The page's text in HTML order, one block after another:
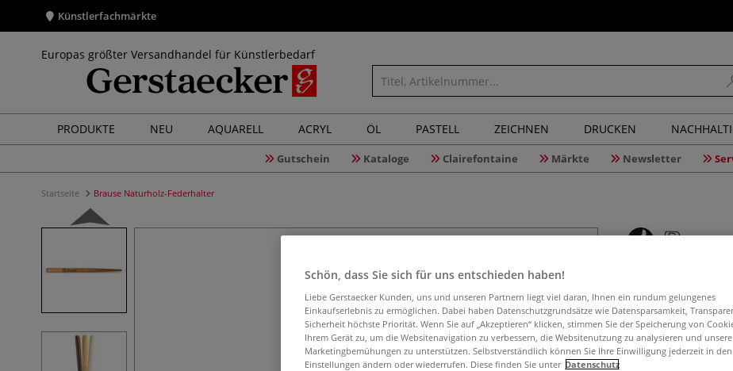
Künstlerfachmärkte
Europas größter Versandhandel für Künstlerbedarf
PRODUKTE NEU AQUARELL ACRYL ÖL PASTELL ZEICHNEN DRUCKEN
Gutschein Kataloge Clairefontaine Märkte Newsletter
Startseite Brause Naturholz-Federhalter
Brause
Der Brause
Schreiben.
Schön, dass Sie sich für uns entschieden haben!
Liebe Gerstaecker Kunden, uns und unseren Partnern liegt viel daran, Ihnen ein rundum gelungenes
Einkaufserlebnis zu ermöglichen. Dabei haben Datenschutzgrundsätze wie Datensparsamkeit,
Sicherheit höchste Priorität. Wenn Sie auf „Akzeptieren“ klicken, stimmen Sie der Speicherung von
Ihrem Gerät zu, um die Websitenavigation zu verbessern, die Websitenutzung zu analysieren und unsere
Marketingbemühungen zu unterstützen. Selbstverständlich können Sie Ihre Einwilligung jederzeit in den
Einstellungen ändern oder wiederrufen. Diese finden Sie unter Datenschutz